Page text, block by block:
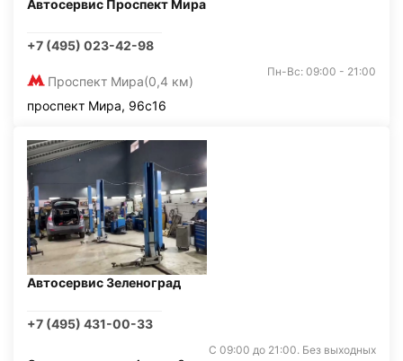
Автосервис Проспект Мира
+7 (495) 023-42-98
Проспект Мира(0,4 км)
Пн-Вс: 09:00 - 21:00
проспект Мира, 96с16
Автосервис Зеленоград
+7 (495) 431-00-33
С 09:00 до 21:00. Без выходных